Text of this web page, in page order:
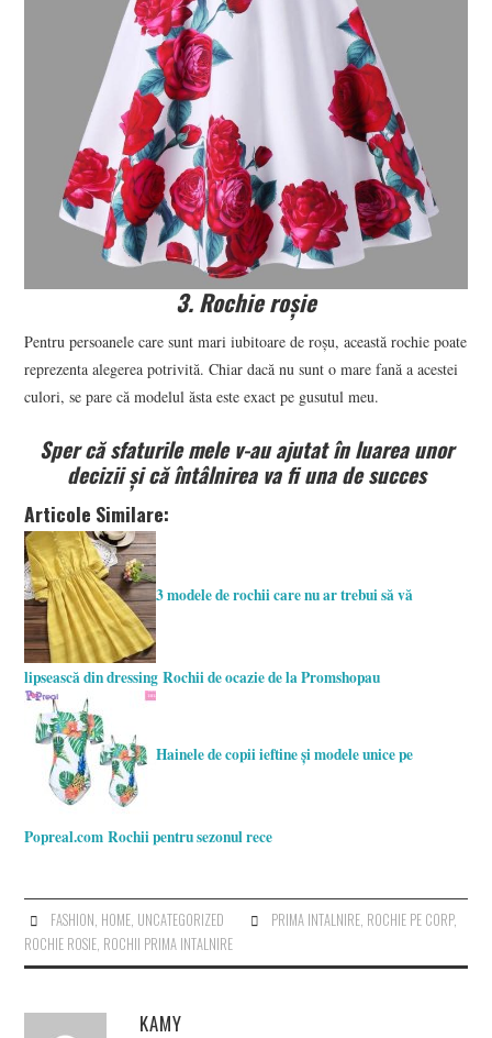
3. Rochie roșie
Pentru persoanele care sunt mari iubitoare de roșu, această rochie poate
reprezenta alegerea potrivită. Chiar dacă nu sunt o mare fană a acestei
culori, se pare că modelul ăsta este exact pe gusutul meu.
Sper că sfaturile mele v-au ajutat în luarea unor
decizii și că întâlnirea va fi una de succes
Articole Similare:
3 modele de rochii care nu ar trebui să vă
lipsească din dressing Rochii de ocazie de la Promshopau
Hainele de copii ieftine și modele unice pe
Popreal.com Rochii pentru sezonul rece
FASHION HOME, UNCATEGORIZED PRIMA INTALNIRE, ROCHIE PE CORP,
ROCHIE ROSIE ROCHII PRIMA INTALNIRE
KAMY